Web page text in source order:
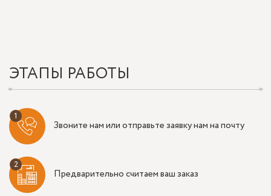
ЭТАПЫ РАБОТЫ
Звоните нам или отправьте заявку нам на почту
Предварительно считаем ваш заказ